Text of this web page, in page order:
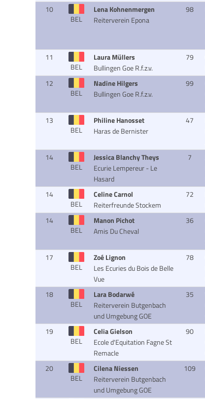
10
BEL
Lena Kohnenmergen
Reiterverein Epona
98
11
BEL
Laura Müllers
Bullingen Goe R.f.z.v.
79
12
BEL
Nadine Hilgers
Bullingen Goe R.f.z.v.
99
13
BEL
Philine Hanosset
Haras de Bernister
47
14
BEL
Jessica Blanchy Theys
Ecurie Lempereur - Le
Hasard
7
14
BEL
Celine Carnol
Reiterfreunde Stockem
72
14
BEL
Manon Pichot
Amis Du Cheval
36
17
BEL
Zoé Lignon
Les Ecuries du Bois de Belle
Vue
78
18
BEL
Lara Bodarwé
Reiterverein Butgenbach
und Umgebung GOE
35
19
BEL
Celia Gielson
Ecole d'Equitation Fagne St
Remacle
90
20
BEL
Cilena Niessen
Reiterverein Butgenbach
und Umgebung GOE
109